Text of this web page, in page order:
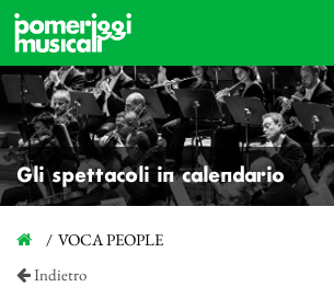
Gli spettacoli in calendario
VOCA PEOPLE
Indietro